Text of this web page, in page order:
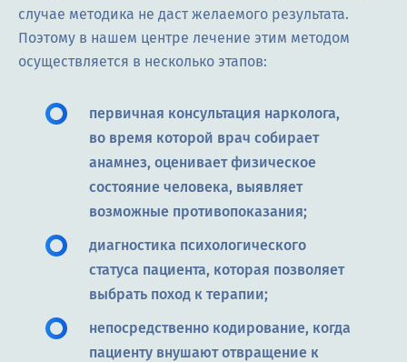
случае методика не даст желаемого результата.
Поэтому в нашем центре лечение этим методом
осуществляется в несколько этапов:
первичная консультация нарколога,
во время которой врач собирает
анамнез, оценивает физическое
состояние человека, выявляет
возможные противопоказания;
диагностика психологического
статуса пациента, которая позволяет
выбрать поход к терапии;
непосредственно кодирование, когда
пациенту внушают отвращение к